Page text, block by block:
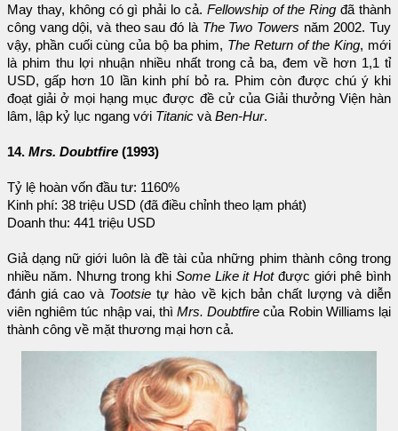
May thay, không có gì phải lo cả. Fellowship of the Ring đã thành
công vang dội, và theo sau đó là The Two Towers năm 2002. Tuy
vậy, phần cuối cùng của bộ ba phim, The Return of the King, mới
là phim thu lợi nhuận nhiều nhất trong cả ba, đem về hơn 1,1 tỉ
USD, gấp hơn 10 lần kinh phí bỏ ra. Phim còn được chú ý khi
đoạt giải ở mọi hạng mục được đề cử của Giải thưởng Viện hàn
lâm, lập kỷ lục ngang với Titanic và Ben-Hur.
14. Mrs. Doubtfire (1993)
Tỷ lệ hoàn vốn đầu tư: 1160%
Kinh phí: 38 triệu USD (đã điều chỉnh theo lạm phát)
Doanh thu: 441 triệu USD
Giả dạng nữ giới luôn là đề tài của những phim thành công trong
nhiều năm. Nhưng trong khi Some Like it Hotđược giới phê bình
đánh giá cao và Tootsie tự hào về kịch bản chất lượng và diễn
viên nghiêm túc nhập vai, thìMrs. Doubtfire của Robin Williams lại
thành công về mặt thương mại hơn cả.